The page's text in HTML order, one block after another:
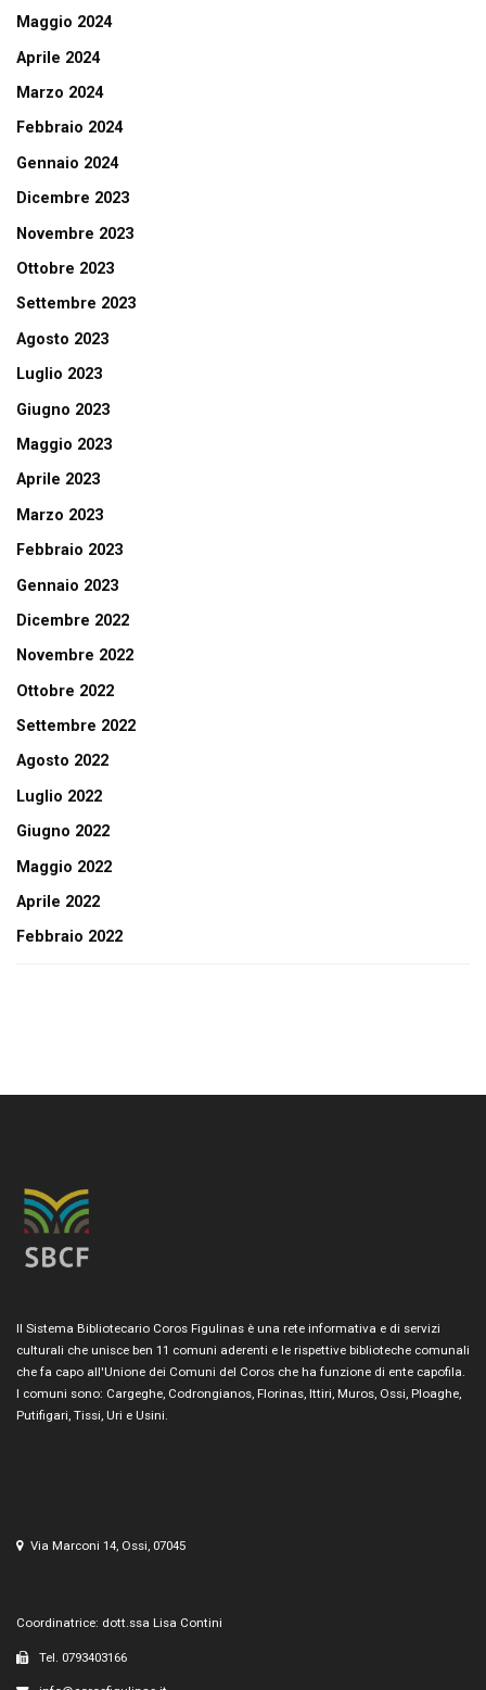
Maggio 2024
Aprile 2024
Marzo 2024
Febbraio 2024
Gennaio 2024
Dicembre 2023
Novembre 2023
Ottobre 2023
Settembre 2023
Agosto 2023
Luglio 2023
Giugno 2023
Maggio 2023
Aprile 2023
Marzo 2023
Febbraio 2023
Gennaio 2023
Dicembre 2022
Novembre 2022
Ottobre 2022
Settembre 2022
Agosto 2022
Luglio 2022
Giugno 2022
Maggio 2022
Aprile 2022
Febbraio 2022
Il Sistema Bibliotecario Coros Figulinas è una rete informativa e di servizi
culturali che unisce ben 11 comuni aderenti e le rispettive biblioteche comunali
che fa capo all'Unione dei Comuni del Coros che ha funzione di ente capofila.
I comuni sono: Cargeghe, Codrongianos, Florinas, Ittiri, Muros, Ossi, Ploaghe,
Putifigari, Tissi, Uri e Usini.
Via Marconi 14, Ossi, 07045
Coordinatrice: dott.ssa Lisa Contini
Tel. 0793403166